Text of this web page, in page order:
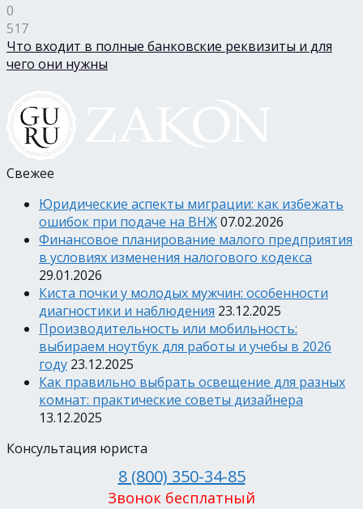
0
517
Что входит в полные банковские реквизиты и для
чего они нужны
Свежее
Юридические аспекты миграции: как избежать
ошибок при подаче на ВНЖ07.02.2026
Финансовое планирование малого предприятия
в условиях изменения налогового кодекса
29.01.2026
Киста почки у молодых мужчин: особенности
диагностики и наблюдения 23.12.2025
Производительность или мобильность:
выбираем ноутбук для работы и учебы в 2026
году 23.12.2025
Как правильно выбрать освещение для разных
комнат: практические советы дизайнера
13.12.2025
Консультация юриста
8 (800) 350-34-85
Звонок бесплатный